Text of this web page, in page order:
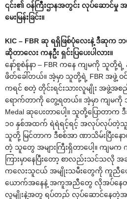
၎င်း၏ ဝန်ကြီးဌာနအတွင်း လုပ်ဆော
မေးမြန်းခြင်း။
KIC – FBR ဆု ရရှိဖြစ်ပုံလေးနဲ့ ဒီဆု
ဆိုတာလေး ကနဦး ရှင်းပြပေးပါလား။
နော်စူစဲန်နာ – FBR ကနေ ကျမကို သူ
ဖိတ်ခေါ်တယ်။ အဲ့မှာ သူတို့ရဲ့ FBR အဖွဲ့ ဝင်
ကရင် စတဲ့ တိုင်းရင်းသားလူမျိုး အဖွဲ့အ
ရောက်တာကို တွေ့ရတယ်။ အဲ့မှာ ကျမကို သူ
Medal ဆုပေးတာပေါ့။ သူတို့ပြောတာက
၁၀ နှစ်အထက် ရဲရဲရင့်ရင့် အလုပ်လုပ်တဲ့သူ
သူတို့ မြင်တာက ဒီစစ်အာ ဏာသိမ်းပြီးနေ
တဲ့ သူတွေ အများကြီးရှိတာပေါ့။ ကျမ
ကြားမှာနေပြီးတော့ စာလည်းသင်သလို
ကလေးသူငယ် အမျိုးသမီးတွေကို ကူညီပေ
ယောက်အနေနဲ့ အကူအညီတွေ လိုအပ်နေတဲ့
လူမျိုးနဲ့အတူ ရပ်တည် လုပ်ဆောင်နေတဲ့အ